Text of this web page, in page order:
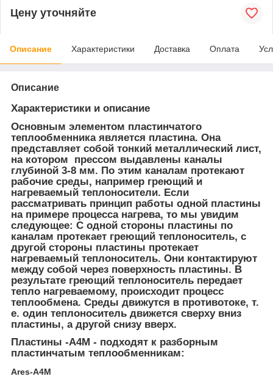
Цену уточняйте
Описание Характеристики Доставка Оплата
Описание
Характеристики и описание
Основным элементом пластинчатого
теплообменника является пластина. Она
представляет собой тонкий металлический лист,
на котором прессом выдавлены каналы
глубиной 3-8 мм. По этим каналам протекают
рабочие среды, например греющий и
нагреваемый теплоносители. Если
рассматривать принцип работы одной пластины
на примере процесса нагрева, то мы увидим
следующее: С одной стороны пластины по
каналам протекает греющий теплоноситель, с
другой стороны пластины протекает
нагреваемый теплоноситель. Они контактируют
между собой через поверхность пластины. В
результате греющий теплоноситель передает
тепло нагреваемому, происходит процесс
теплообмена. Среды движутся в противотоке, т.
е. один теплоноситель движется сверху вниз
пластины, а другой снизу вверх.
Пластины -A4М - подходят к разборным
пластинчатым теплообменникам:
Ares-A4М